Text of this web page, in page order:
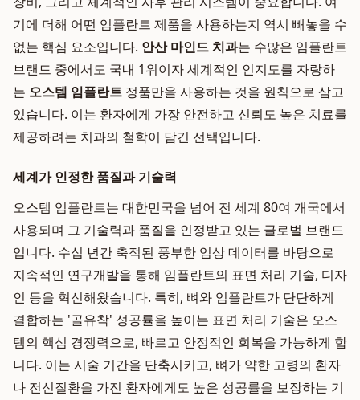
기에 더해 어떤 임플란트 제품을 사용하는지 역시 빼놓을 수
없는 핵심 요소입니다. 안산 마인드 치과는 수많은 임플란트
브랜드 중에서도 국내 1위이자 세계적인 인지도를 자랑하
는 오스템 임플란트 정품만을 사용하는 것을 원칙으로 삼고
있습니다. 이는 환자에게 가장 안전하고 신뢰도 높은 치료를
제공하려는 치과의 철학이 담긴 선택입니다.
세계가 인정한 품질과 기술력
오스템 임플란트는 대한민국을 넘어 전 세계 80여 개국에서
사용되며 그 기술력과 품질을 인정받고 있는 글로벌 브랜드
입니다. 수십 년간 축적된 풍부한 임상 데이터를 바탕으로
지속적인 연구개발을 통해 임플란트의 표면 처리 기술, 디자
인 등을 혁신해왔습니다. 특히, 뼈와 임플란트가 단단하게
결합하는 '골유착' 성공률을 높이는 표면 처리 기술은 오스
템의 핵심 경쟁력으로, 빠르고 안정적인 회복을 가능하게 합
니다. 이는 시술 기간을 단축시키고, 뼈가 약한 고령의 환자
나 전신질환을 가진 환자에게도 높은 성공률을 보장하는 기